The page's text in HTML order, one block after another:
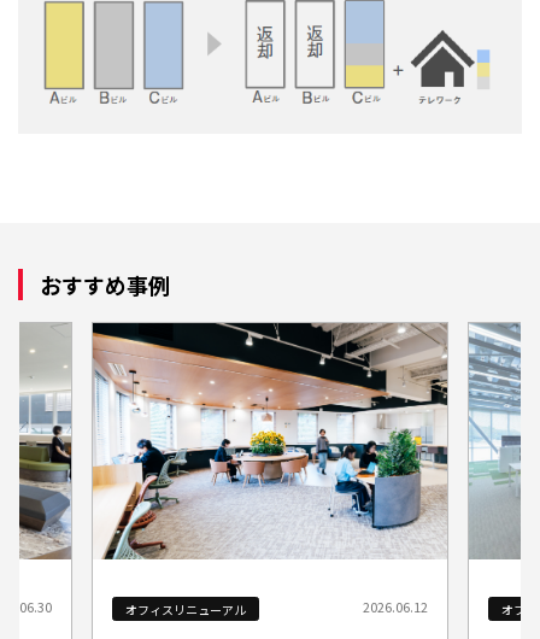
おすすめ事例
オフィスリニューアル 2026.06.12 オフ